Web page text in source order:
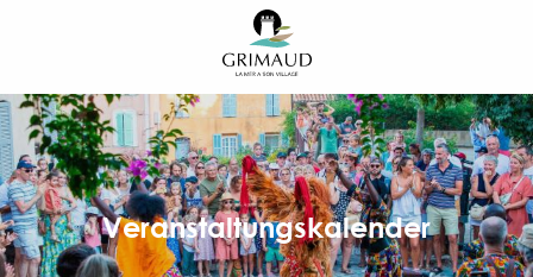
principal
Veranstaltungskalender